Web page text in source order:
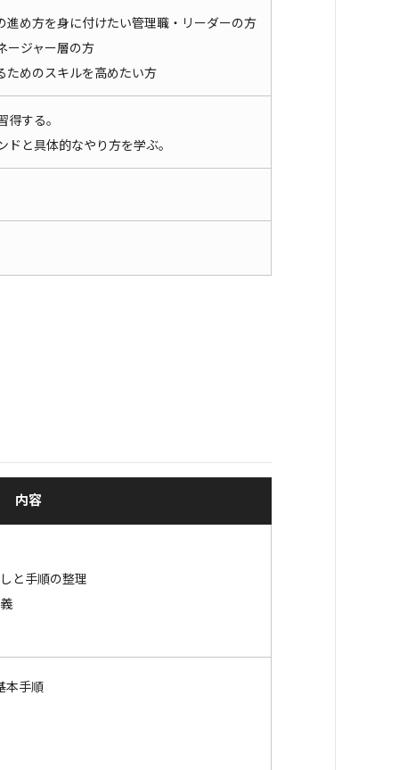
進め方を身に付けたい管理職・リーダーの方
ージャー層の方
ためのスキルを高めたい方
する。
と具体的なやり方を学ぶ。
内容
と手順の整理
本手順